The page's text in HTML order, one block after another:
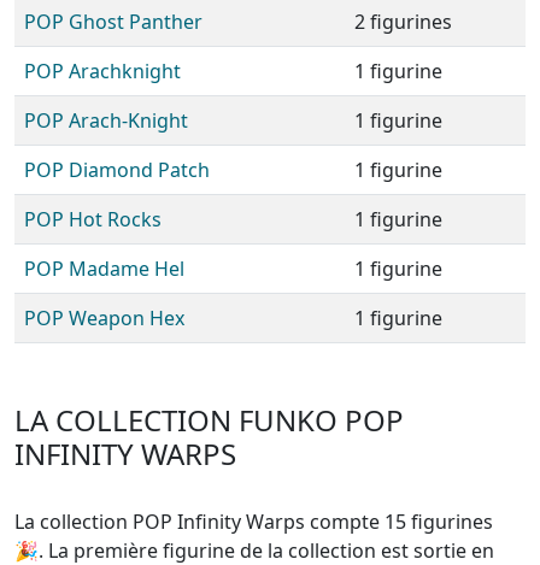
POP Ghost Panther
2 figurines
POP Arachknight
1 figurine
POP Arach-Knight
1 figurine
POP Diamond Patch
1 figurine
POP Hot Rocks
1 figurine
POP Madame Hel
1 figurine
POP Weapon Hex
1 figurine
LA COLLECTION FUNKO POP
INFINITY WARPS
La collection POP Infinity Warps compte 15 figurines
🎉. La première figurine de la collection est sortie en